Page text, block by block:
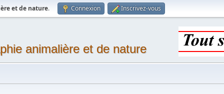
et de nature. Connexion Inscrivez-vous
animalière et de nature